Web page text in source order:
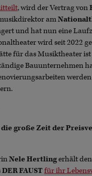
, wird der Vertrag von
am
und hat nun eine
wird seit 2022
für das Musiktheater
Bauunternehmen
große Zeit der
Nele Hertlingerhält
DER FAUSTfür ihr